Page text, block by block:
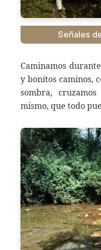
Señales
Caminamos
y bonitos caminos,
sombra,
mismo, que todo